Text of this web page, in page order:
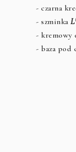
- czarna
- szminka
- kremowy
- baza pod